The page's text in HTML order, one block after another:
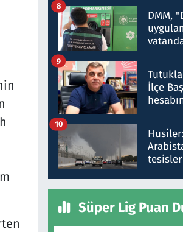
DMM,
8
İlçe
9
10
Süper Lig Puan